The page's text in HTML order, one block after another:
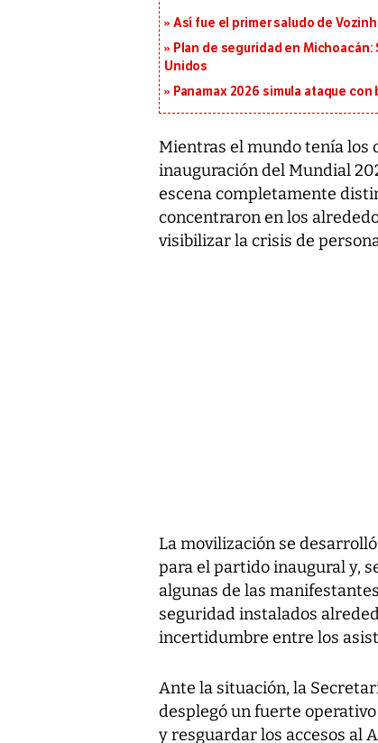
Así fue el primer saludo de
Plan de seguridad en
Unidos
Panamax 2026 simula ataque
Mientras el mundo tenía los
inauguración del Mundial
escena completamente
concentraron en los
visibilizar la crisis de
La movilización se
para el partido inaugural y,
algunas de las
seguridad instalados
incertidumbre entre los
Ante la situación, la
desplegó un fuerte
y resguardar los accesos al